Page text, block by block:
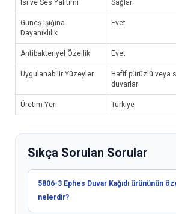
Isı ve Ses Yalıtımı Sağlar
Güneş Işığına
Dayanıklılık
Evet
Antibakteriyel Özellik Evet
Uygulanabilir Yüzeyler
Hafif pürüzlü veya
duvarlar
Üretim Yeri Türkiye
Sıkça Sorulan Sorular
5806-3 Ephes Duvar Kağıdı ürününün
nelerdir?